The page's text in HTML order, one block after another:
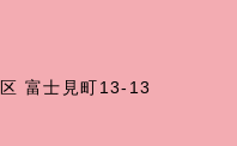
富士見町13-13